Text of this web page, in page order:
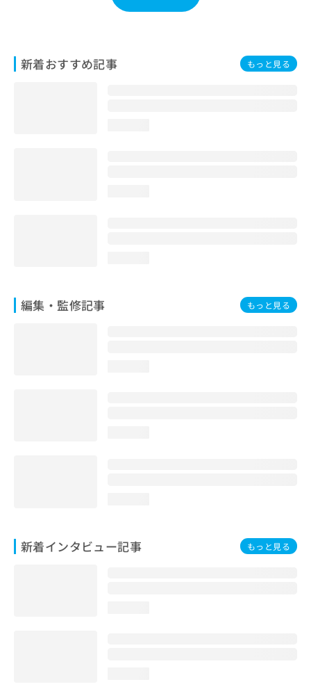
新着おすすめ記事 もっと見る
編集・監修記事 もっと見る
新着インタビュー記事 もっと見る
わ